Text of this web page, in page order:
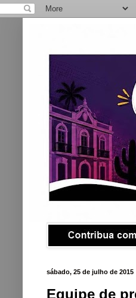
sábado, 25 de julho de 2015
Equipe de